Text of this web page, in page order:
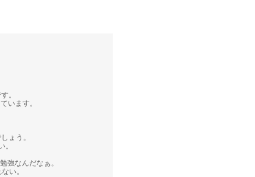
。
います。
ょう。
。
強なんだなぁ。
い。